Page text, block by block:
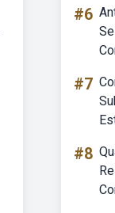
#6
#7
#8